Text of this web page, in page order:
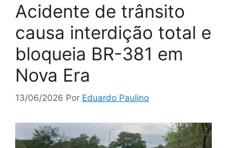
Acidente de trânsito
causa interdição total e
bloqueia BR-381 em
Nova Era
13/06/2026 Por Eduardo Paulino